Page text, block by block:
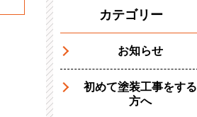
カテゴリー
お知らせ
初めて塗装工事をする
方へ